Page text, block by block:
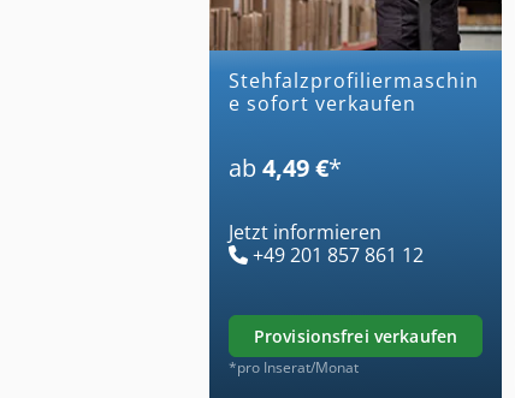
stehfalzprofiliermaschin
e sofort verkaufen
ab 4,49 €*
Jetzt informieren
+49 201 857 861 12
provisionsfrei verkaufen
*pro Inserat/Monat